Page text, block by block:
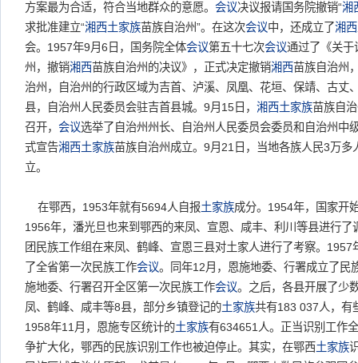
方案最为合适，符合当地群众的意愿。 会议决议报请国务院撤销“湘
求批准建立“湘西土家族苗族自治州”。在这次会议中，还成立了湘西
会。1957年9月6日，国务院全体会议第五十七次会议通过了《关于
州，撤销湘西苗族自治州的决议》，正式决定撤销湘西苗族自治州
治州，自治州的行政区域为吉首、泸溪、凤凰、花垣、保靖、古丈
县，自治州人民委员会驻吉首县城。9月15日， 湘西土家族苗族自
召开， 会议选举了自治州州长、自治州人民委员会委员和自治州中
式宣告湘西土家族苗族自治州成立。9月21日，当地各族人民3万多
立。
在鄂西，1953年就有5694人自报土家族成分。1954年，国家开
1956年，潘光旦也来到鄂西的来凤、宣恩、咸丰、利川等县进行
团民族工作组在来凤、鹤峰、宣恩三县对土家人进行了考察。
了全省第一次民族工作会议。同年12月，恩施地委、行署成立了民
施地委、行署召开全区第一次民族工作会议。之后，各县开展了少
凤、鹤峰、咸丰等8县，部分乡镇登记的土家族共有183 037人，有
1958年11月，恩施专区统计的土家族有634651人。正当识别工作
争扩大化，鄂西的民族识别工作也被迫停止。其实，在鄂西土家族